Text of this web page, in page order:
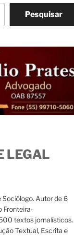
Pesquisar
LEGAL
Sociólogo. Autor de 6
Fronteira-
textos jornalísticos.
Textual, Escrita e